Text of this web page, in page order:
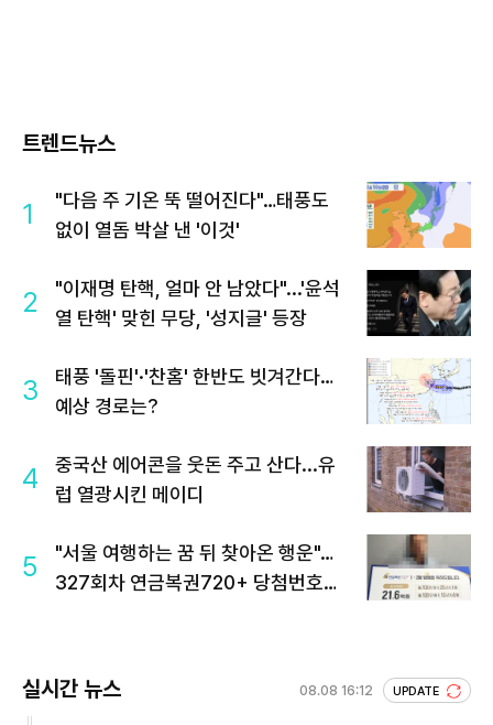
트렌드뉴스
1
"다음 주 기온 뚝 떨어진다"…태풍도
없이 열돔 박살 낸 '이것'
2
"이재명 탄핵, 얼마 안 남았다"...'윤석
열 탄핵' 맞힌 무당, '성지글' 등장
3
태풍 '돌핀'·'찬홈' 한반도 빗겨간다…
예상 경로는?
4
중국산 에어콘을 웃돈 주고 산다...유
럽 열광시킨 메이디
5
"서울 여행하는 꿈 뒤 찾아온 행운"…
327회차 연금복권720+ 당첨번호조
실시간 뉴스 08.08 16:12 UPDATE